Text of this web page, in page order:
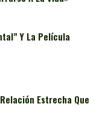
Y La Película
Estrecha Que